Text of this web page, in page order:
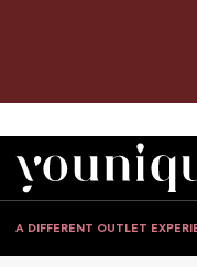
A DIFFERENT OUTLET